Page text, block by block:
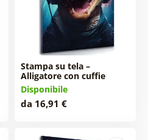
Stampa su tela –
Alligatore con cuffie
Disponibile
da 16,91 €